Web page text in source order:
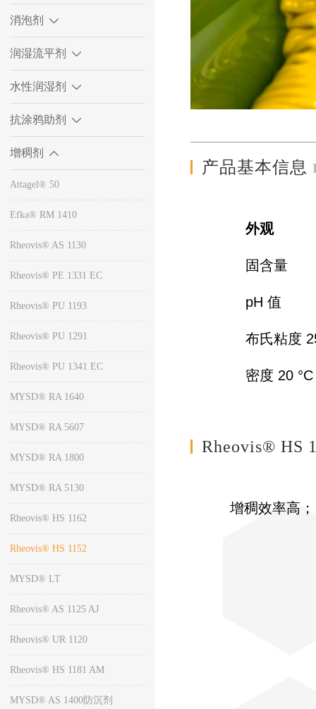
消泡剂
润湿流平剂
水性润湿剂
抗涂鸦助剂
增稠剂
Attagel® 50
Efka® RM 1410
Rheovis® AS 1130
Rheovis® PE 1331 EC
Rheovis® PU 1193
Rheovis® PU 1291
Rheovis® PU 1341 EC
MYSD® RA 1640
MYSD® RA 5607
MYSD® RA 1800
MYSD® RA 5130
Rheovis® HS 1162
Rheovis® HS 1152
MYSD® LT
Rheovis® AS 1125 AJ
Rheovis® UR 1120
Rheovis® HS 1181 AM
MYSD® AS 1400防沉剂
产品基本信息
外
固含量
pH 值
布氏粘度
密度
Rheovis® HS
增稠效率高；